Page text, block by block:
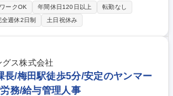
ただき、ゆくゆくはリーダーやマネージャーポ
待しています。 【総務・人事グルー
関連 ・採用活動 ・教育研修の企画、実行 ・勤
出 ・法定の会議運営（評議員会、理事会） ・
程やルールの管理、整備、文書管理 ・契約関
公的助成金の管理・オフィス、ファシリティ
からの問合せ、相談対応 ・その他日常の総務
ークOK 年間休日120日以上
転勤なし
全週休2日制 土日祝休み
ス株式会社
長/梅田駅徒歩5分/安定のヤンマー
務/給与管理人事